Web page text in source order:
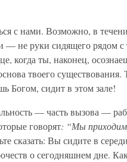
с нами. Возможно, в
не руки сидящего рядом с
когда ты, наконец,
твоего существования.
Богом, сидит в этом зале!
— часть вызова —
говорят: “Мы приходим
сказать: Вы сидите в
о сегодняшнем дне.